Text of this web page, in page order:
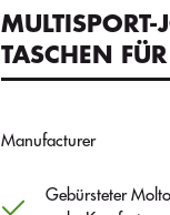
TASCHEN
Manufacturer
Gebürsteter